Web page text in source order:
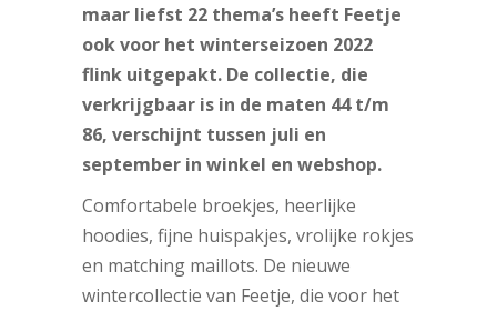
maar liefst 22 thema’s heeft Feetje
ook voor het winterseizoen 2022
flink uitgepakt. De collectie, die
verkrijgbaar is in de maten 44 t/m
86, verschijnt tussen juli en
september in winkel en webshop.
Comfortabele broekjes, heerlijke
hoodies, fijne huispakjes, vrolijke rokjes
en matching maillots. De nieuwe
wintercollectie van Feetje, die voor het